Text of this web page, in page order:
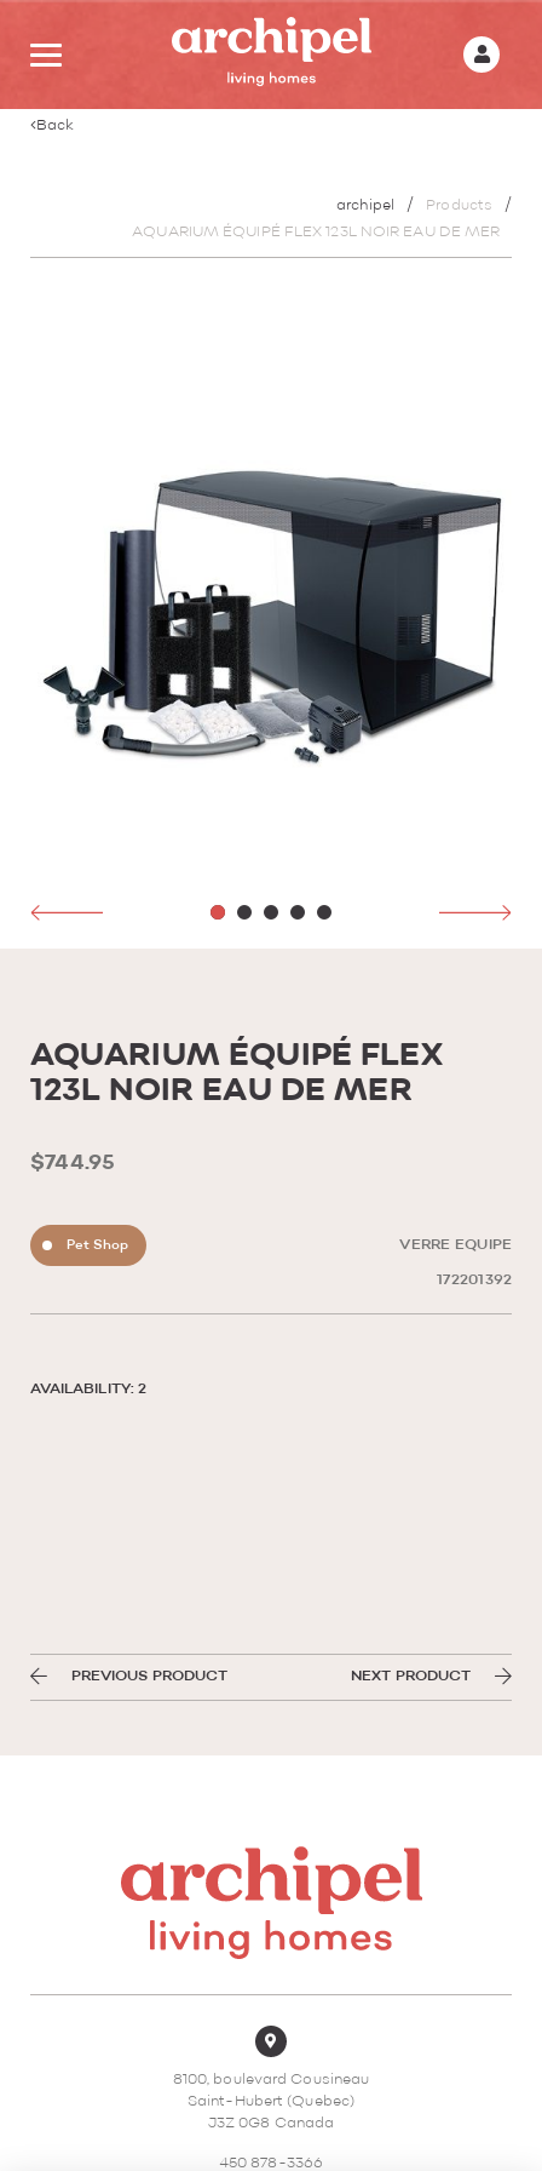
Back
archipel
Products
AQUARIUM ÉQUIPÉ FLEX 123L NOIR EAU DE MER
AQUARIUM ÉQUIPÉ FLEX
123L NOIR EAU DE MER
$744.95
Pet Shop VERRE EQUIPE
172201392
AVAILABILITY: 2
PREVIOUS PRODUCT NEXT PRODUCT
8100, boulevard Cousineau
Saint-Hubert (Quebec)
J3Z 0G8 Canada
450 878-3366